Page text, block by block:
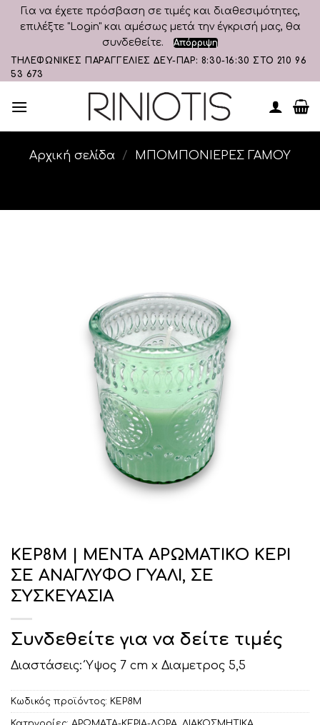
Για να έχετε πρόσβαση σε τιμές και διαθεσιμότητες,
επιλέξτε "Login" και αμέσως μετά την έγκρισή μας, θα
συνδεθείτε.
Απόρριψη
Skip
to
ΤΗΛΕΦΩΝΙΚΕΣ ΠΑΡΑΓΓΕΛΙΕΣ ΔΕΥ-ΠΑΡ: 8:30-16:30 ΣΤΟ 210 96
53 673
Αρχική σελίδα / ΜΠΟΜΠΟΝΙΕΡΕΣ ΓΑΜΟΥ
ΚΕΡ8Μ | ΜΕΝΤΑ ΑΡΩΜΑΤΙΚΟ ΚΕΡΙ
ΣΕ ΑΝΑΓΛΥΦΟ ΓΥΑΛΙ, ΣΕ
ΣΥΣΚΕΥΑΣΙΑ
Συνδεθείτε για να δείτε τιμές
Διαστάσεις: Ύψος 7 cm x Διαμετρος 5,5
Κωδικός προϊόντος: ΚΕΡ8Μ